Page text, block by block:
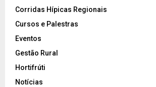
Corridas Hípicas Regionais
Cursos e Palestras
Eventos
Gestão Rural
Hortifrúti
Notícias